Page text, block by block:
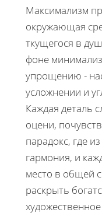
Максимализм
окружающая
ткущегося в
фоне
упрощению -
усложнении и
Каждая деталь
оцени,
парадокс, где
гармония, и
место в общей
раскрыть